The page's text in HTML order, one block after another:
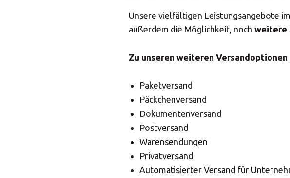
Unsere vielfältigen Leistungsangebote
außerdem die Möglichkeit, noch weitere
Zu unseren weiteren Versandoptionen
Paketversand
Päckchenversand
Dokumentenversand
Postversand
Warensendungen
Privatversand
Automatisierter Versand für
Wählen